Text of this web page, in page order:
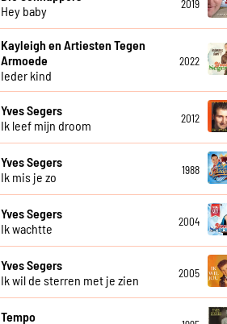
Hey baby
2019
Kayleigh en Artiesten Tegen
Armoede
Ieder kind
2022
Yves Segers
Ik leef mijn droom
2012
Yves Segers
Ik mis je zo
1988
Yves Segers
Ik wachtte
2004
Yves Segers
Ik wil de sterren met je zien
2005
Tempo